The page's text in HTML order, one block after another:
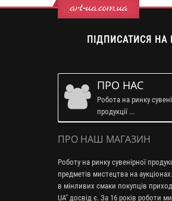
art-ua.com.ua
ПІДПИСАТИСЯ НА
ПРО НАС
Робота на ринку
продукції ...
ПРО НАШ МАГАЗИН
Роботу на ринку сувенірної
предметів мистецтва на
в мінливих смаки покупців
UA" досвід є. За 16 років роботи